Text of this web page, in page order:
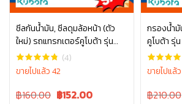
ซีลกันน้ำมัน, ซีลดุมล้อหน้า (ตัว
ใหม่) รถแทรกเตอร์คูโบต้า รุ่น
L3608, L4018, L4508, L4708,
L5018 tc832-13370 ซีลล้อหน้า
(4)
ขายไปแล้ว 42
Original
฿160.00 Current
฿152.00
หยิบใส่ตะกร้า
กรองน้ำ
คูโบต้า รุ่
L4508,
, W9501-
ขายไปแล้
Original
฿210.00